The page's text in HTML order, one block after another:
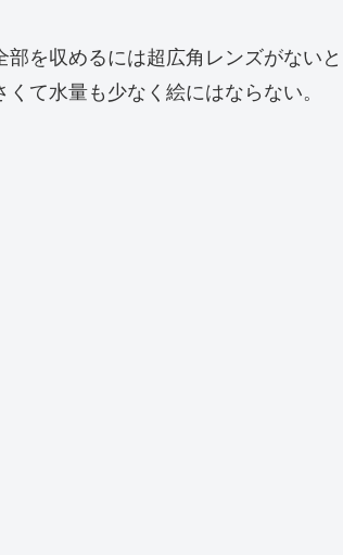
を収めるには超広角レンズがないと
て水量も少なく絵にはならない。